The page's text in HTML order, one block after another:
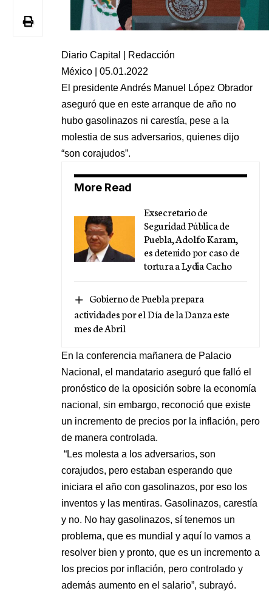
Diario Capital | Redacción
México | 05.01.2022
El presidente Andrés Manuel López Obrador
aseguró que en este arranque de año no
hubo gasolinazos ni carestía, pese a la
molestia de sus adversarios, quienes dijo
“son corajudos”.
More Read
Exsecretario de
Seguridad Pública de
Puebla, Adolfo Karam,
es detenido por caso de
tortura a Lydia Cacho
Gobierno de Puebla prepara
actividades por el Día de la Danza este
mes de Abril
En la conferencia mañanera de Palacio
Nacional, el mandatario aseguró que falló el
pronóstico de la oposición sobre la economía
nacional, sin embargo, reconoció que existe
un incremento de precios por la inflación, pero
de manera controlada.
“Les molesta a los adversarios, son
corajudos, pero estaban esperando que
iniciara el año con gasolinazos, por eso los
inventos y las mentiras. Gasolinazos, carestía
y no. No hay gasolinazos, sí tenemos un
problema, que es mundial y aquí lo vamos a
resolver bien y pronto, que es un incremento a
los precios por inflación, pero controlado y
además aumento en el salario”, subrayó.